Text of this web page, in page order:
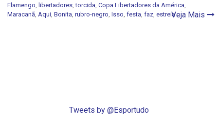
Flamengo libertadores ,torcida Copa Libertadores da América
Maracanã Aqui Bonita rubro-negro Isso festa faz estreiaVeja Mais
Tweets by @Esportudo